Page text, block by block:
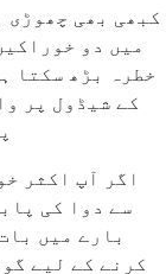
کبھی بھی چھوڑی
میں دو
خطرہ بڑھ سکتا
کے شیڈول پر
اگر آپ اکثر
سے دوا کی
بارے میں
کرنے کے لیے